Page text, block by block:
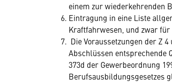
einem zur wiederkehrenden
Eintragung in eine Liste
Kraftfahrwesen, und zwar
Die Voraussetzungen der Z
Abschlüssen entsprechende
373d der Gewerbeordnung
Berufsausbildungsgesetzes